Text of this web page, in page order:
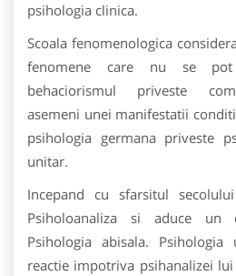
psihologia clinica.
Scoala fenomenologica
fenomene care nu se
behaciorismul priveste
asemeni unei manifestatii
psihologia germana priveste
unitar.
Incepand cu sfarsitul
Psiholoanaliza si aduce un
Psihologia abisala.
reactie impotriva psihanalizei